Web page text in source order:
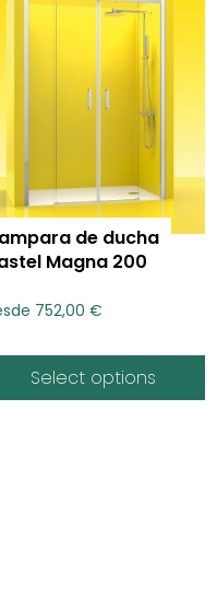
de ducha
Magna 200
752,00 €
Select options